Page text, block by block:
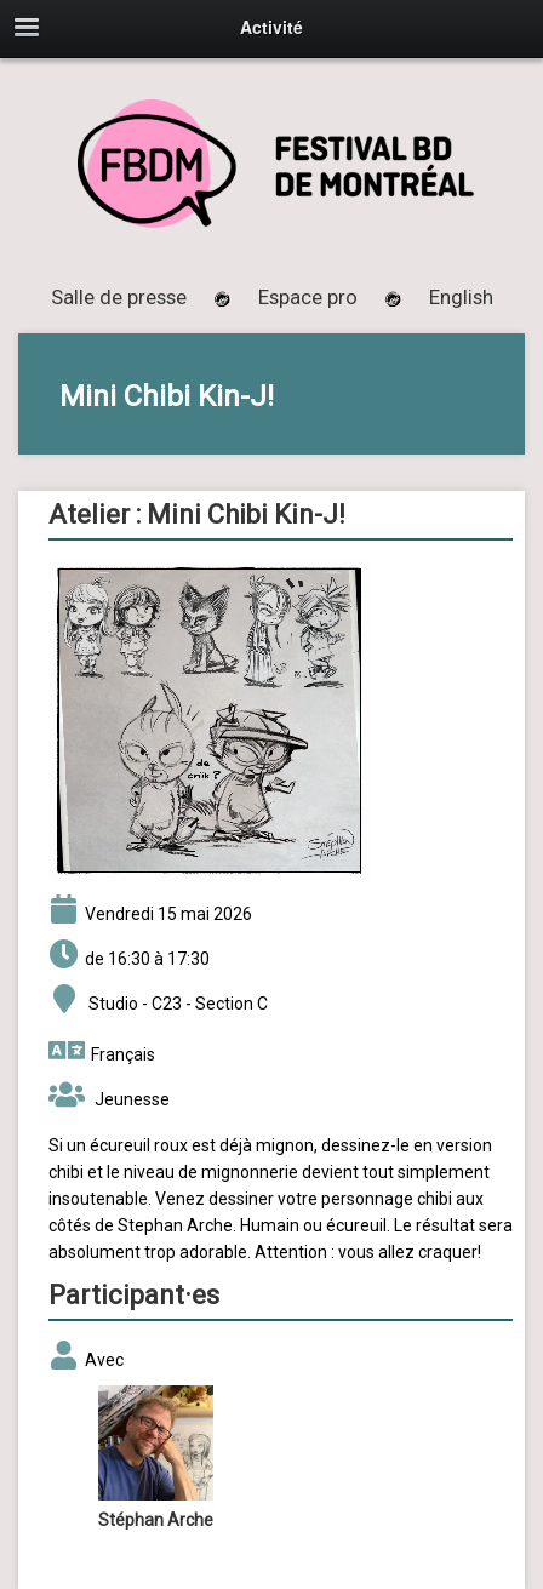
Activité
Salle de presse Espace pro English
Mini Chibi Kin-J!
Atelier : Mini Chibi Kin-J!
vendredi 15 mai 2026
de 16:30 à 17:30
Studio - C23 - Section C
Français
Jeunesse
Si un écureuil roux est déjà mignon, dessinez-le en version
chibi et le niveau de mignonnerie devient tout simplement
insoutenable. Venez dessiner votre personnage chibi aux
côtés de Stephan Arche. Humain ou écureuil. Le résultat sera
absolument trop adorable. Attention : vous allez craquer!
Participant·es
Avec
Stéphan Arche